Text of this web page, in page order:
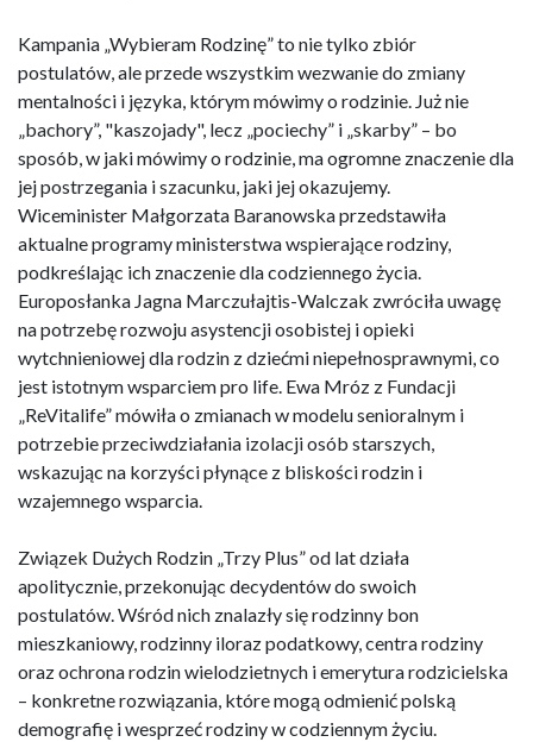
Kampania „Wybieram Rodzinę” to nie tylko zbiór
postulatów, ale przede wszystkim wezwanie do zmiany
mentalności i języka, którym mówimy o rodzinie. Już nie
„bachory”, "kaszojady", lecz „pociechy” i „skarby” – bo
sposób, w jaki mówimy o rodzinie, ma ogromne znaczenie dla
jej postrzegania i szacunku, jaki jej okazujemy.
Wiceminister Małgorzata Baranowska przedstawiła
aktualne programy ministerstwa wspierające rodziny,
podkreślając ich znaczenie dla codziennego życia.
Europosłanka Jagna Marczułajtis-Walczak zwróciła uwagę
na potrzebę rozwoju asystencji osobistej i opieki
wytchnieniowej dla rodzin z dziećmi niepełnosprawnymi, co
jest istotnym wsparciem pro life. Ewa Mróz z Fundacji
„ReVitalife” mówiła o zmianach w modelu senioralnym i
potrzebie przeciwdziałania izolacji osób starszych,
wskazując na korzyści płynące z bliskości rodzin i
wzajemnego wsparcia.
Związek Dużych Rodzin „Trzy Plus” od lat działa
apolitycznie, przekonując decydentów do swoich
postulatów. Wśród nich znalazły się rodzinny bon
mieszkaniowy, rodzinny iloraz podatkowy, centra rodziny
oraz ochrona rodzin wielodzietnych i emerytura rodzicielska
– konkretne rozwiązania, które mogą odmienić polską
demografię i wesprzeć rodziny w codziennym życiu.